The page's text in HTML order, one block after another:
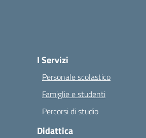
I Servizi
Personale scolastico
Famiglie e studenti
Percorsi di studio
Didattica